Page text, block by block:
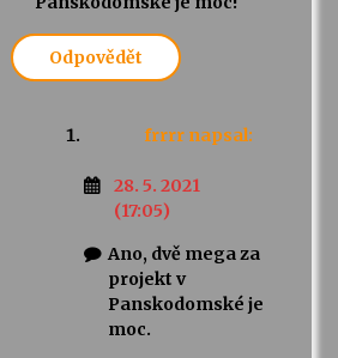
Odpovědět
frrrr napsal:
28. 5. 2021
(17:05)
Ano, dvě mega za
projekt v
Panskodomské je
moc.